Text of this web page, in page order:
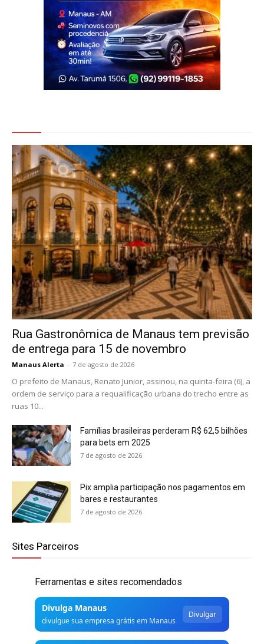
Rua Gastronômica de Manaus tem previsão
de entrega para 15 de novembro
Manaus Alerta - 7 de agosto de 2026
O prefeito de Manaus, Renato Junior, assinou, na quinta-feira (6), a
ordem de serviço para a requalificação urbana do trecho entre as
ruas 10...
Famílias brasileiras perderam R$ 62,5 bilhões
para bets em 2025
7 de agosto de 2026
Pix amplia participação nos pagamentos em
bares e restaurantes
7 de agosto de 2026
Sites Parceiros
Ferramentas e sites recomendados
Divulga Manaus
divulgue sua empresa grátis em Manaus
Divulgar